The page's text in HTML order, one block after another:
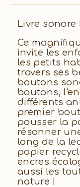
Livre sonore
Ce
invite les
les petits
travers ses
boutons
boutons,
différents
premier
pousser la
résonner
long de la
papier
encres
aussi les
nature !